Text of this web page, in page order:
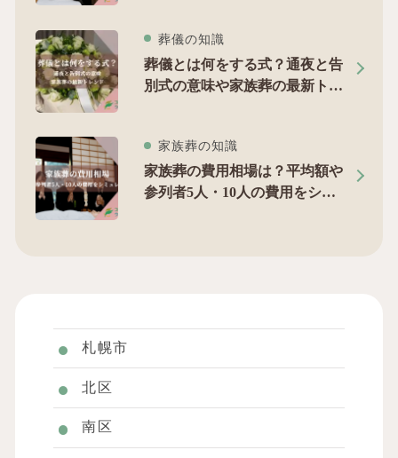
葬儀の知識
葬儀とは何をする式？通夜と告
別式の意味や家族葬の最新トレ
家族葬の知識
家族葬の費用相場は？平均額や
参列者5人・10人の費用をシミ
札幌市
北区
南区